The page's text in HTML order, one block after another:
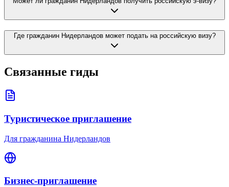
Где гражданин Нидерландов может подать на российскую визу?
Связанные гиды
Туристическое приглашение
Для гражданина Нидерландов
Бизнес-приглашение